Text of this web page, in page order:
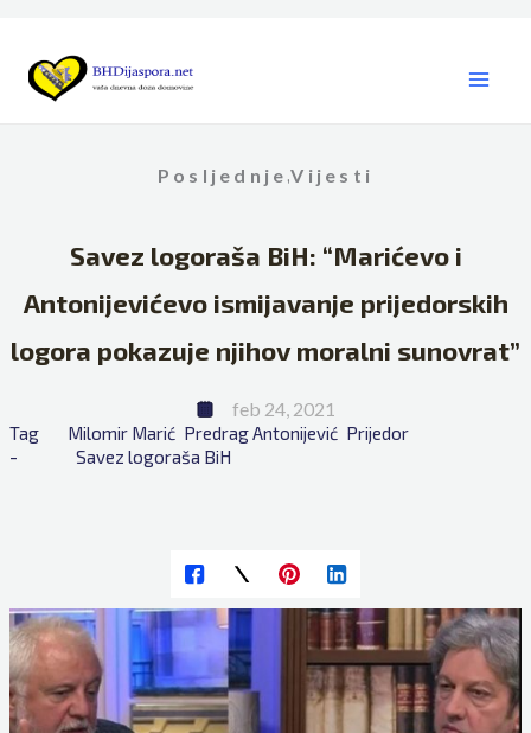
content
Posljednje ,Vijesti
Savez logoraša BiH: “Marićevo i
Antonijevićevo ismijavanje prijedorskih
logora pokazuje njihov moralni sunovrat”
feb 24, 2021
Tag
-
Milomir Marić Predrag Antonijević Prijedor
Savez logoraša BiH